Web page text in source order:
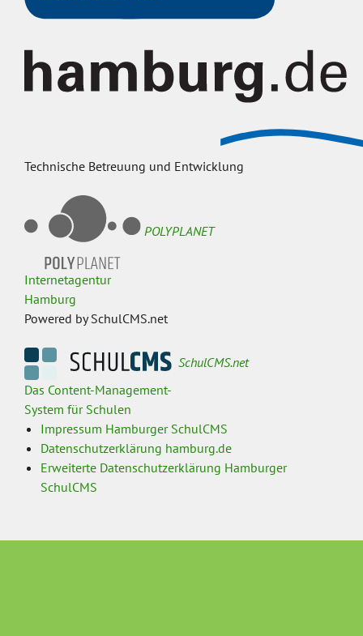
Technische Betreuung und Entwicklung
POLYPLANET
Internetagentur
Hamburg
Powered by SchulCMS.net
SchulCMS.net
Das Content-Management-
System für Schulen
Impressum Hamburger SchulCMS
Datenschutzerklärung hamburg.de
Erweiterte Datenschutzerklärung Hamburger
SchulCMS